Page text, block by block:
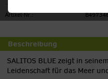
Artikel-Nr.:
Beschreibung
SALITOS BLUE zeigt in
Leidenschaft für das Meer